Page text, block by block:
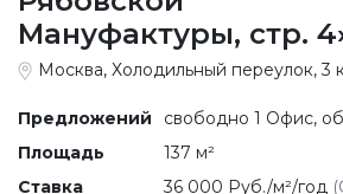
Предложений
свободно 1 Офис,
Площадь
137 м²
Ставка
36 000 Руб./м²/год
Этаж Площадь Ставка
4
36 000 Руб./м²/